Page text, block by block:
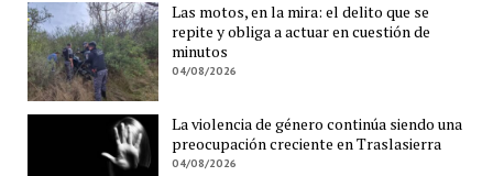
Las motos, en la mira: el delito que se
repite y obliga a actuar en cuestión de
minutos
04/08/2026
La violencia de género continúa siendo una
preocupación creciente en Traslasierra
04/08/2026